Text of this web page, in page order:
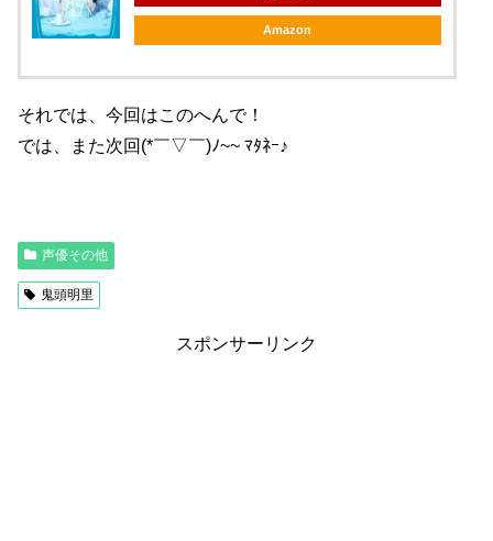
Amazon
それでは、今回はこのへんで！
では、また次回(*￣▽￣)ﾉ~~ ﾏﾀﾈｰ♪
声優その他
鬼頭明里
スポンサーリンク